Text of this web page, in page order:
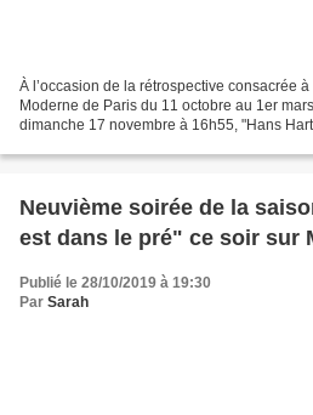
À l’occasion de la rétrospective consacrée
Moderne de Paris du 11 octobre au 1er
dimanche 17 novembre à 16h55, "Hans
Neuvième soirée de la
est dans le pré" ce soir sur
Publié le 28/10/2019 à 19:30
Par Sarah